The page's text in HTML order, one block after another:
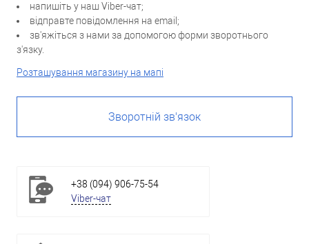
напишіть у наш Viber-чат;
відправте повідомлення на email;
зв'яжіться з нами за допомогою форми зворотнього
з'язку.
Розташування магазину на мапі
Зворотній зв'язок
+38 (094) 906-75-54
Viber-чат